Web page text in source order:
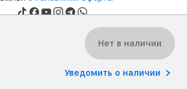
Нет в наличии
Уведомить о наличии
Все права защищены.